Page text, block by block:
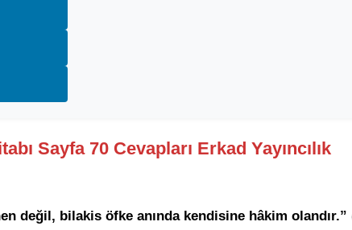
Sayfa 70 Cevapları Erkad Yayıncılık
değil, bilakis öfke anında kendisine hâkim